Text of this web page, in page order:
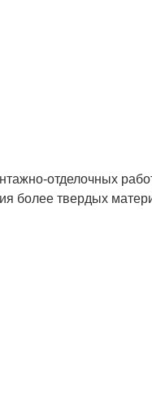
отделочных
более твердых